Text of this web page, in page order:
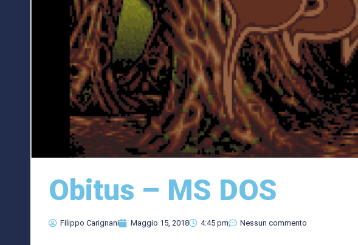
Obitus – MS DOS
Filippo Carignani Maggio 15, 2018 4:45 pm Nessun commento